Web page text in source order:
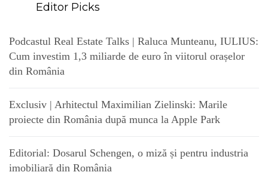
Editor Picks
Podcastul Real Estate Talks | Raluca Munteanu, IULIUS:
Cum investim 1,3 miliarde de euro în viitorul orașelor
din România
Exclusiv | Arhitectul Maximilian Zielinski: Marile
proiecte din România după munca la Apple Park
Editorial: Dosarul Schengen, o miză și pentru industria
imobiliară din România